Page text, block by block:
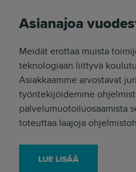
Asianajoa
Meidät erottaa muista
teknologiaan liittyvä
Asiakkaamme arvostavat
työntekijöidemme
palvelumuotoiluosaamista
toteuttaa laajoja
LUE LISÄÄ